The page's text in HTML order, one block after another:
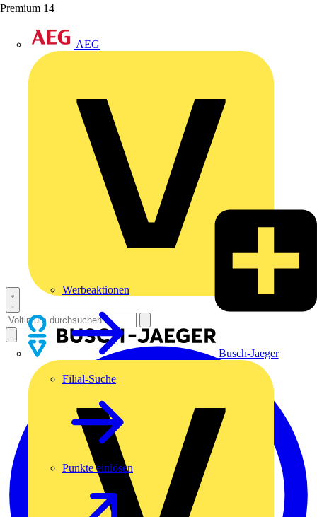
Premium 14
AEG
Busch-Jaeger
Werbeaktionen
Filial-Suche
Punkte einlösen